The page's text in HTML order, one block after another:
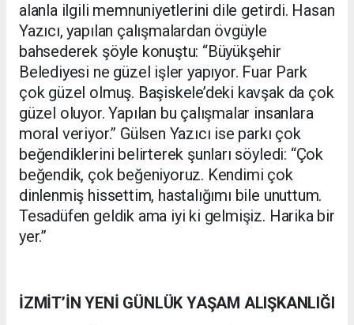
alanla ilgili memnuniyetlerini dile getirdi. Hasan
Yazıcı, yapılan çalışmalardan övgüyle
bahsederek şöyle konuştu: “Büyükşehir
Belediyesi ne güzel işler yapıyor. Fuar Park
çok güzel olmuş. Başiskele’deki kavşak da çok
güzel oluyor. Yapılan bu çalışmalar insanlara
moral veriyor.” Gülsen Yazıcı ise parkı çok
beğendiklerini belirterek şunları söyledi: “Çok
beğendik, çok beğeniyoruz. Kendimi çok
dinlenmiş hissettim, hastalığımı bile unuttum.
Tesadüfen geldik ama iyi ki gelmişiz. Harika bir
yer.”
İZMİT’İN YENİ GÜNLÜK YAŞAM ALIŞKANLIĞI